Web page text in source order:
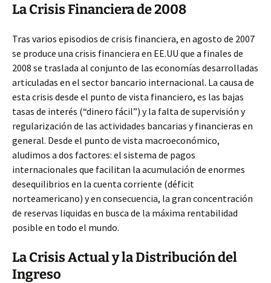
La Crisis Financiera de 2008
Tras varios episodios de crisis financiera, en agosto de 2007
se produce una crisis financiera en EE.UU que a finales de
2008 se traslada al conjunto de las economías desarrolladas
articuladas en el sector bancario internacional. La causa de
esta crisis desde el punto de vista financiero, es las bajas
tasas de interés (“dinero fácil”) y la falta de supervisión y
regularización de las actividades bancarias y financieras en
general. Desde el punto de vista macroeconómico,
aludimos a dos factores: el sistema de pagos
internacionales que facilitan la acumulación de enormes
desequilibrios en la cuenta corriente (déficit
norteamericano) y en consecuencia, la gran concentración
de reservas liquidas en busca de la máxima rentabilidad
posible en todo el mundo.
La Crisis Actual y la Distribución del
Ingreso